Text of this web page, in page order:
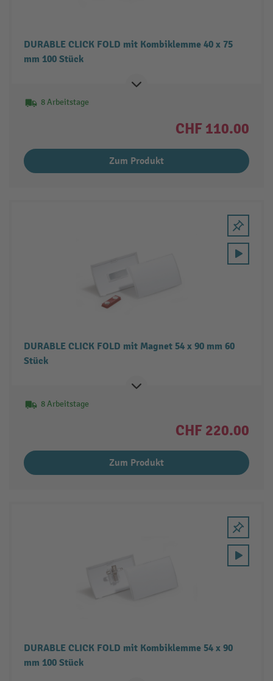
DURABLE CLICK FOLD mit Kombiklemme 40 x 75
mm 100 Stück
8 Arbeitstage
CHF 110.00
Zum Produkt
DURABLE CLICK FOLD mit Magnet 54 x 90 mm 60
Stück
8 Arbeitstage
CHF 220.00
Zum Produkt
DURABLE CLICK FOLD mit Kombiklemme 54 x 90
mm 100 Stück